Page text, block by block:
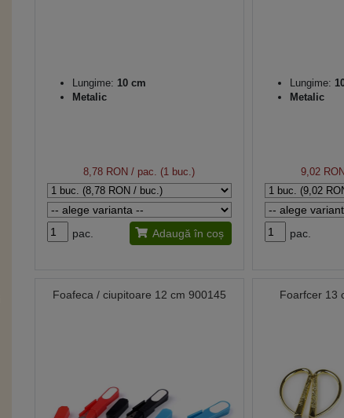
Lungime: 10 cm
Metalic
8,78 RON / pac. (1 buc.)
pac. Adaugă în coș
Lungime:
Metalic
9,02 RON
pac.
Foafeca / ciupitoare 12 cm 900145 Foarfcer 13